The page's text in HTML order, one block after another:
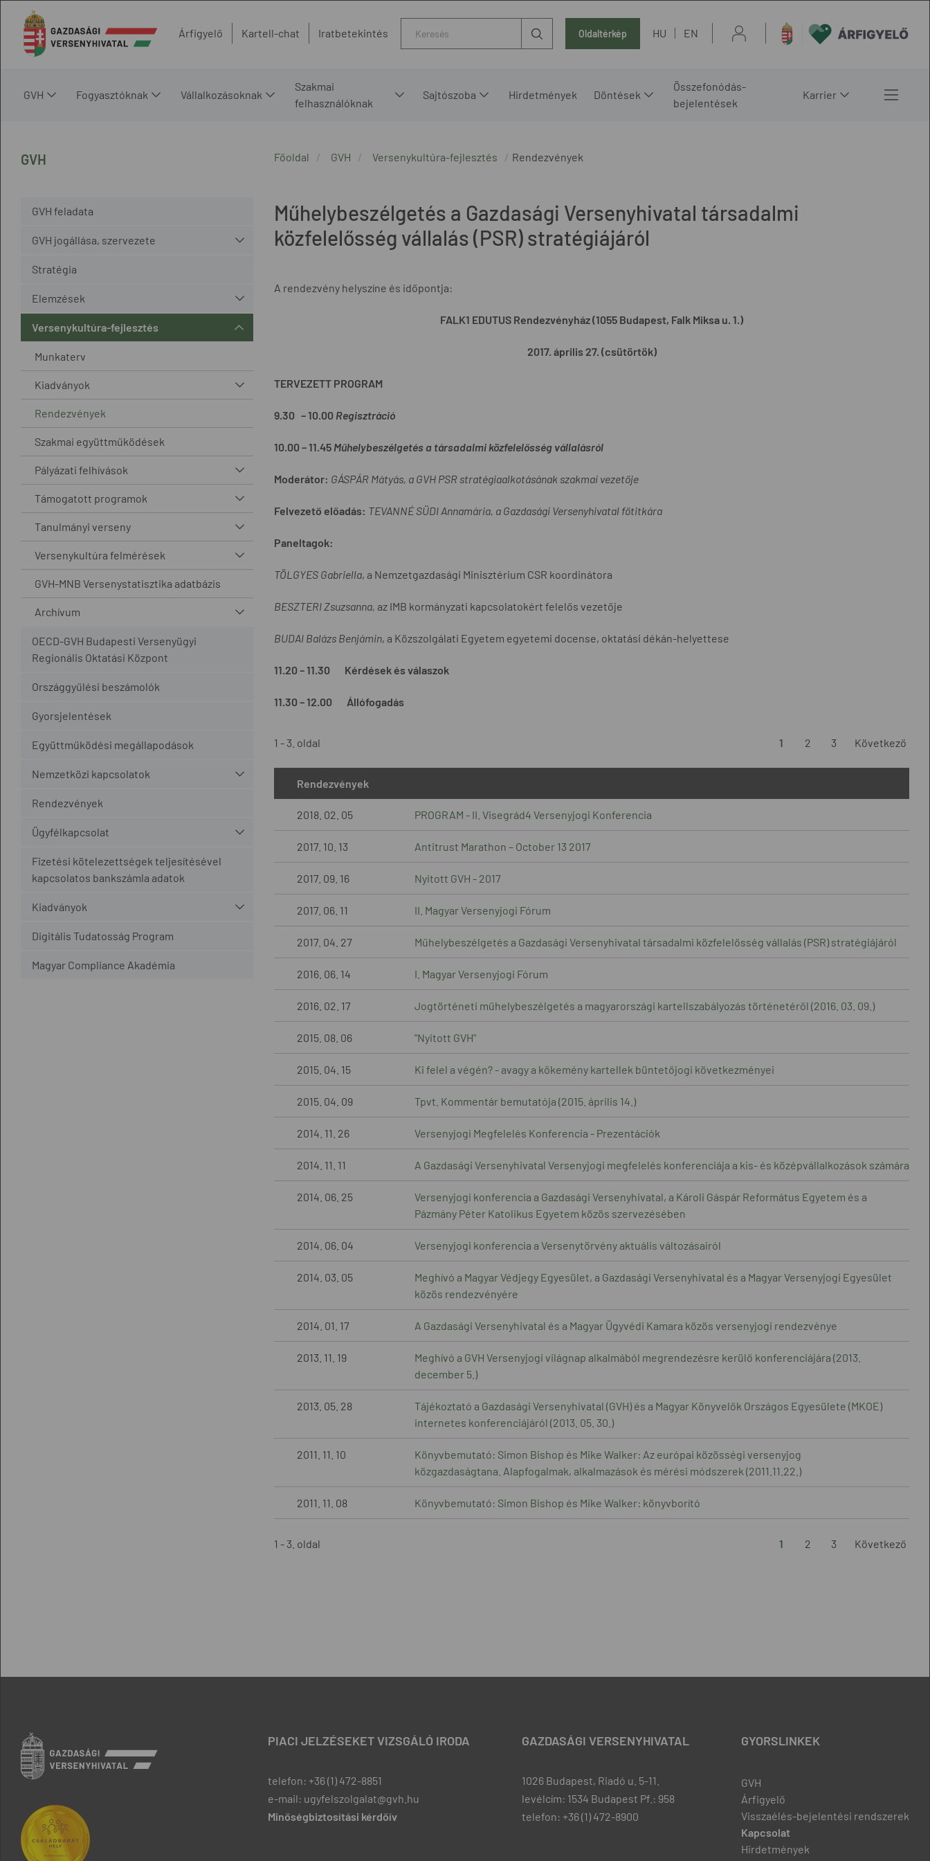
Árfigyelő Kartell-chat Iratbetekintés Oldaltérkép HU EN
GVH Fogyasztóknak Vállalkozásoknak
Szakmai
felhasználóknak
Sajtószoba Hirdetmények Döntések
Összefonódás-
bejelentések
Karrier
GVH
GVH feladata
GVH jogállása, szervezete
Stratégia
Elemzések
Versenykultúra-fejlesztés
Munkaterv
Kiadványok
Rendezvények
Szakmai együttműködések
Pályázati felhívások
Támogatott programok
Tanulmányi verseny
Versenykultúra felmérések
GVH-MNB Versenystatisztika adatbázis
Archívum
OECD-GVH Budapesti Versenyügyi
Regionális Oktatási Központ
Országgyűlési beszámolók
Gyorsjelentések
Együttműködési megállapodások
Nemzetközi kapcsolatok
Rendezvények
Ügyfélkapcsolat
Fizetési kötelezettségek teljesítésével
kapcsolatos bankszámla adatok
Kiadványok
Digitális Tudatosság Program
Magyar Compliance Akadémia
Főoldal GVH Versenykultúra-fejlesztés Rendezvények
Műhelybeszélgetés a Gazdasági Versenyhivatal társadalmi
közfelelősség vállalás (PSR) stratégiájáról
A rendezvény helyszíne és időpontja:
FALK1 EDUTUS Rendezvényház (1055 Budapest, Falk Miksa u. 1.)
2017. április 27. (csütörtök)
TERVEZETT PROGRAM
9.30 – 10.00 Regisztráció
10.00 – 11.45 Műhelybeszélgetés a társadalmi közfelelősség vállalásról
Moderátor: GÁSPÁR Mátyás, a GVH PSR stratégiaalkotásának szakmai vezetője
Felvezető előadás: TEVANNÉ SÜDI Annamária, a Gazdasági Versenyhivatal főtitkára
Paneltagok:
TÖLGYES Gabriella, a Nemzetgazdasági Minisztérium CSR koordinátora
BESZTERI Zsuzsanna, az IMB kormányzati kapcsolatokért felelős vezetője
BUDAI Balázs Benjámin, a Közszolgálati Egyetem egyetemi docense, oktatási dékán-helyettese
11.20 – 11.30 Kérdések és válaszok
11.30 – 12.00 Állófogadás
1 - 3. oldal 1 2 3 Következő
Rendezvények
2018. 02. 05 PROGRAM - II. Visegrád4 Versenyjogi Konferencia
2017. 10. 13 Antitrust Marathon – October 13 2017
2017. 09. 16 Nyitott GVH - 2017
2017. 06. 11 II. Magyar Versenyjogi Fórum
2017. 04. 27 Műhelybeszélgetés a Gazdasági Versenyhivatal társadalmi közfelelősség vállalás (PSR) stratégiájáról
2016. 06. 14 I. Magyar Versenyjogi Fórum
2016. 02. 17 Jogtörténeti műhelybeszélgetés a magyarországi kartellszabályozás történetéről (2016. 03. 09.)
2015. 08. 06 "Nyitott GVH"
2015. 04. 15 Ki felel a végén? - avagy a kőkemény kartellek büntetőjogi következményei
2015. 04. 09 Tpvt. Kommentár bemutatója (2015. április 14.)
2014. 11. 26 Versenyjogi Megfelelés Konferencia - Prezentációk
2014. 11. 11 A Gazdasági Versenyhivatal Versenyjogi megfelelés konferenciája a kis- és középvállalkozások számára
2014. 06. 25
Versenyjogi konferencia a Gazdasági Versenyhivatal, a Károli Gáspár Református Egyetem és a
Pázmány Péter Katolikus Egyetem közös szervezésében
2014. 06. 04 Versenyjogi konferencia a Versenytörvény aktuális változásairól
2014. 03. 05
Meghívó a Magyar Védjegy Egyesület, a Gazdasági Versenyhivatal és a Magyar Versenyjogi Egyesület
közös rendezvényére
2014. 01. 17 A Gazdasági Versenyhivatal és a Magyar Ügyvédi Kamara közös versenyjogi rendezvénye
2013. 11. 19
Meghívó a GVH Versenyjogi világnap alkalmából megrendezésre kerülő konferenciájára (2013.
december 5.)
2013. 05. 28
Tájékoztató a Gazdasági Versenyhivatal (GVH) és a Magyar Könyvelők Országos Egyesülete (MKOE)
internetes konferenciájáról (2013. 05. 30.)
2011. 11. 10
Könyvbemutató: Simon Bishop és Mike Walker: Az európai közösségi versenyjog
közgazdaságtana. Alapfogalmak, alkalmazások és mérési módszerek (2011.11.22.)
2011. 11. 08 Könyvbemutató: Simon Bishop és Mike Walker: könyvborító
1 - 3. oldal 1 2 3 Következő
PIACI JELZÉSEKET VIZSGÁLÓ IRODA
telefon: +36 (1) 472-8851
e-mail: ugyfelszolgalat@gvh.hu
Minőségbiztosítási kérdőív
GAZDASÁGI VERSENYHIVATAL
1026 Budapest, Riadó u. 5-11.
levélcím: 1534 Budapest Pf.: 958
telefon: +36 (1) 472-8900
GYORSLINKEK
GVH
Árfigyelő
Visszaélés-bejelentési rendszerek
Kapcsolat
Hirdetmények